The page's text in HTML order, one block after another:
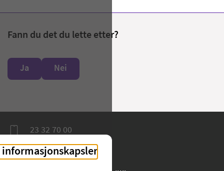
Fann du det du lette etter?
Ja Nei